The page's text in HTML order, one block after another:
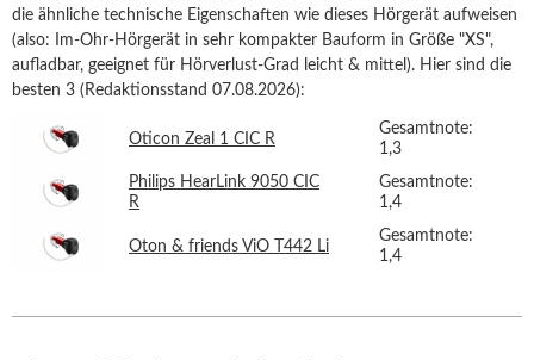
die ähnliche technische Eigenschaften wie dieses Hörgerät aufweisen
(also: Im-Ohr-Hörgerät in sehr kompakter Bauform in Größe "XS",
aufladbar, geeignet für Hörverlust-Grad leicht & mittel). Hier sind die
besten 3 (Redaktionsstand 07.08.2026):
Oticon Zeal 1 CIC R
Gesamtnote:
1,3
Philips HearLink 9050 CIC
R
Gesamtnote:
1,4
Oton & friends ViO T442 Li
Gesamtnote:
1,4